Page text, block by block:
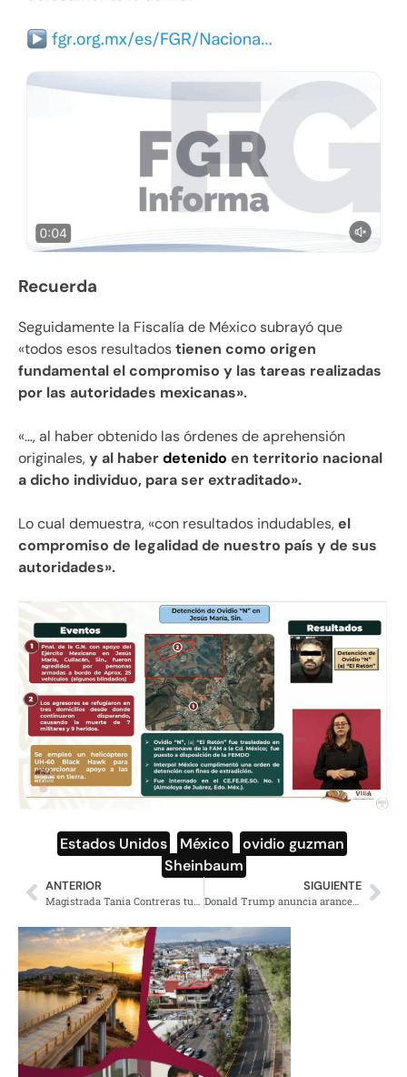
Recuerda
Seguidamente la Fiscalía de México subrayó que
«todos esos resultadostienen como origen
fundamental el compromiso y las tareas realizadas
por las autoridades mexicanas».
«…, al haber obtenido las órdenes de aprehensión
originales,y al haberdetenido en territorio nacional
a dicho individuo, para ser extraditado».
Lo cual demuestra, «con resultados indudables,el
compromiso de legalidad de nuestro país y de sus
autoridades».
Estados Unidos México ovidio guzman
Sheinbaum
ANTERIOR SIGUIENTE
Donald Trump anuncia aranceles del 30% a productos mexicanos desde agosto